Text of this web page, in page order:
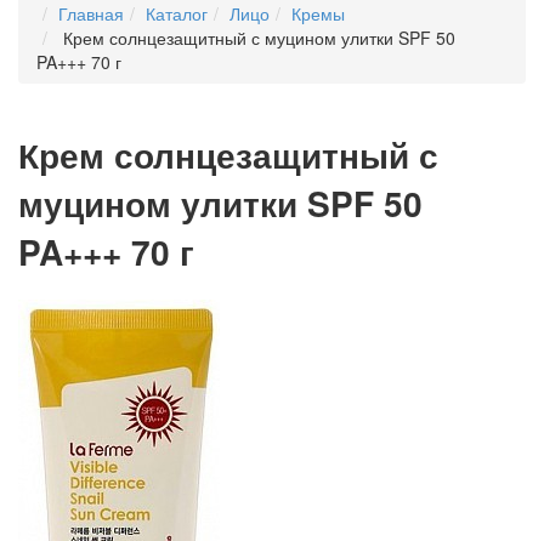
Главная Каталог Лицо
Кремы
Крем солнцезащитный с муцином улитки SPF 50
PA+++ 70 г
Крем солнцезащитный с
муцином улитки SPF 50
PA+++ 70 г